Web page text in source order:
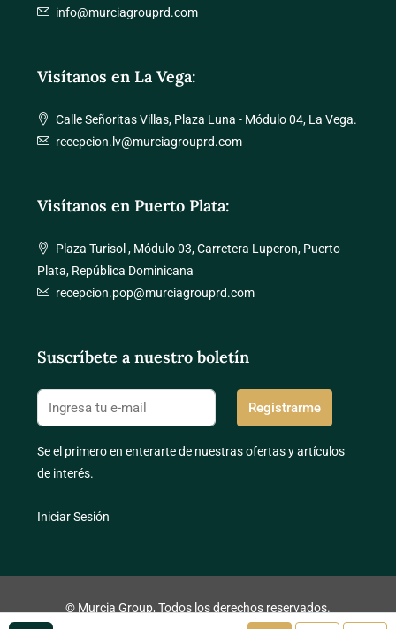
info@murciagrouprd.com
Visítanos en La Vega:
Calle Señoritas Villas, Plaza Luna - Módulo 04, La Vega.
recepcion.lv@murciagrouprd.com
Visítanos en Puerto Plata:
Plaza Turisol , Módulo 03, Carretera Luperon, Puerto
Plata, República Dominicana
recepcion.pop@murciagrouprd.com
Suscríbete a nuestro boletín
Registrarme
Se el primero en enterarte de nuestras ofertas y artículos
de interés.
Iniciar Sesión
© Murcia Group, Todos los derechos reservados.